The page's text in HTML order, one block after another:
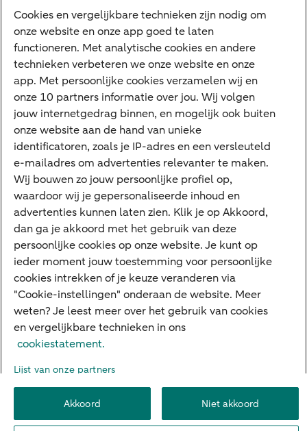
Diensten
VraagHugo
Corporate Finance
Tikkie zakelijk
Cyber Veilig & Zeker
Private Banking
Interessant
Sectoren & trends
Ondernemersverhalen
Valutacentrum
Alles over PSD2
Business Community
Over ABN AMRO
Toegankelijkheid
PrivacyDisclaimerCookie-instellingen
Cookies en vergelijkbare technieken zijn nodig om
onze website en onze app goed te laten
functioneren. Met analytische cookies en andere
technieken verbeteren we onze website en onze
app. Met persoonlijke cookies verzamelen wij en
onze 10 partners informatie over jou. Wij volgen
jouw internetgedrag binnen, en mogelijk ook buiten
onze website aan de hand van unieke
identificatoren, zoals je IP-adres en een versleuteld
e-mailadres om advertenties relevanter te maken.
Wij bouwen zo jouw persoonlijke profiel op,
waardoor wij je gepersonaliseerde inhoud en
advertenties kunnen laten zien. Klik je op Akkoord,
dan ga je akkoord met het gebruik van deze
persoonlijke cookies op onze website. Je kunt op
ieder moment jouw toestemming voor persoonlijke
cookies intrekken of je keuze veranderen via
"Cookie-instellingen" onderaan de website. Meer
weten? Je leest meer over het gebruik van cookies
en vergelijkbare technieken in ons
cookiestatement.
Lijst van onze partners
Akkoord Niet akkoord